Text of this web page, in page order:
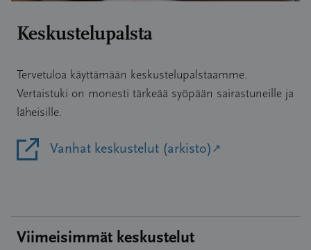
Keskustelupalsta
Tervetuloa käyttämään keskustelupalstaamme.
Vertaistuki on monesti tärkeää syöpään sairastuneille ja
läheisille.
Avautuu uudessa ikkunassa
Vanhat keskustelut (arkisto)
Viimeisimmät keskustelut